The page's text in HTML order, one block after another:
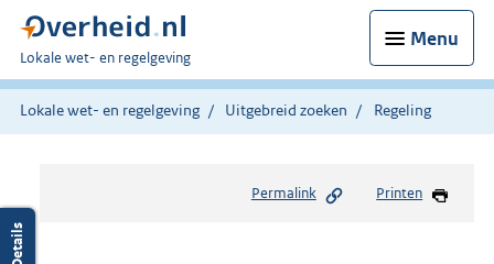
Menu
U
bent
hier:
Lokale wet- en regelgeving
Lokale wet- en regelgeving Uitgebreid zoeken Regeling
Permalink Printen